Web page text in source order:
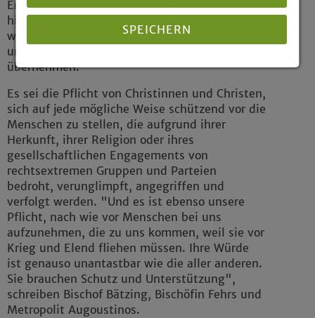
Ermutigung." Die Kirchenvertreter fügen
hinzu: "Unser Gemeinwesen lebt davon, dass
wir als Menschen zugleich Mitmenschen sind
und dass wir füreinander Verantwortung
übernehmen."
Es sei die Pflicht von Christinnen und Christen,
sich auf jede mögliche Weise schützend vor die
Menschen zu stellen, die aufgrund ihrer
Herkunft, ihrer Religion oder ihres
gesellschaftlichen Engagements von
rechtsextremen Gruppen und Parteien
bedroht, verunglimpft, angegriffen und
verfolgt werden. "Und es ist ebenso unsere
Pflicht, nach wie vor Menschen bei uns
aufzunehmen, die zu uns kommen, weil sie vor
Krieg und Elend fliehen müssen. Ihre Würde
ist genauso unantastbar wie die aller anderen.
Sie brauchen Schutz und Unterstützung",
schreiben Bischof Bätzing, Bischöfin Fehrs und
Metropolit Augoustinos.
SPEICHERN
Impressum| Datenschutz